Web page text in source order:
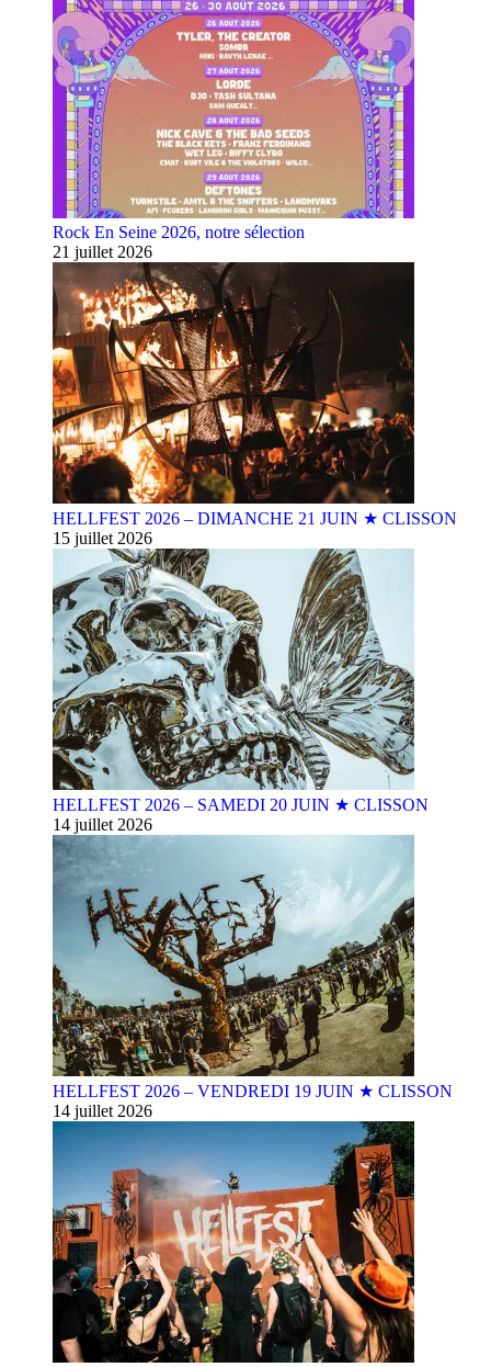
Rock En Seine 2026, notre sélection
21 juillet 2026
HELLFEST 2026 – DIMANCHE 21 JUIN ★ CLISSON
15 juillet 2026
HELLFEST 2026 – SAMEDI 20 JUIN ★ CLISSON
14 juillet 2026
HELLFEST 2026 – VENDREDI 19 JUIN ★ CLISSON
14 juillet 2026